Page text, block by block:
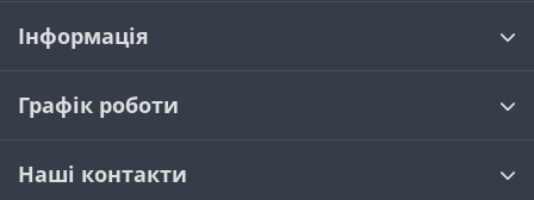
Інформація
Графік роботи
Наші контакти